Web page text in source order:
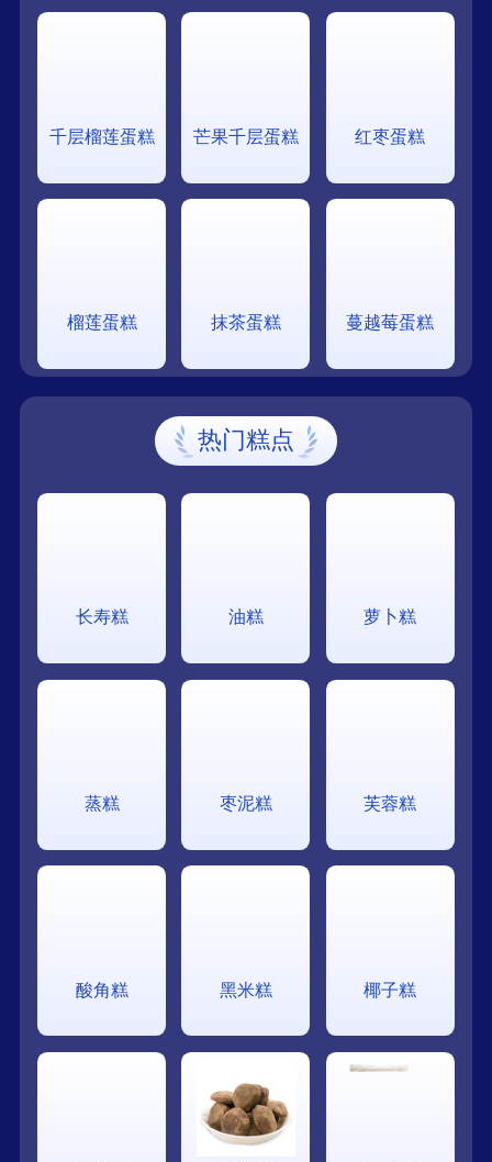
千层榴莲蛋糕 芒果千层蛋糕 红枣蛋糕
榴莲蛋糕 抹茶蛋糕 蔓越莓蛋糕
热门糕点
长寿糕 油糕 萝卜糕
蒸糕 枣泥糕 芙蓉糕
酸角糕 黑米糕 椰子糕